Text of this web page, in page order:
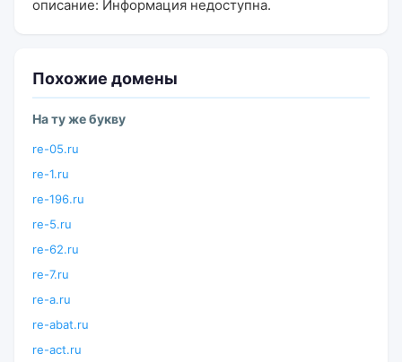
описание: Информация недоступна.
Похожие домены
На ту же букву
re-05.ru
re-1.ru
re-196.ru
re-5.ru
re-62.ru
re-7.ru
re-a.ru
re-abat.ru
re-act.ru